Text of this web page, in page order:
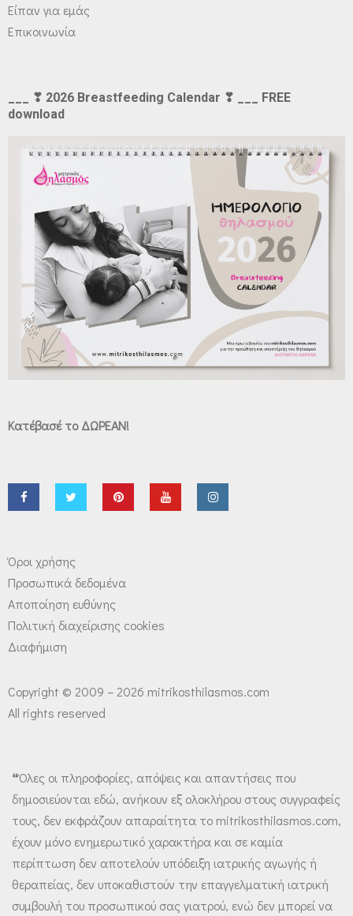
Είπαν για εμάς
Επικοινωνία
___ ❣ 2026 Breastfeeding Calendar ❣ ___ FREE
download
Κατέβασέ το ΔΩΡΕΑΝ!
Όροι χρήσης
Προσωπικά δεδομένα
Αποποίηση ευθύνης
Πολιτική διαχείρισης cookies
Διαφήμιση
Copyright © 2009 – 2026 mitrikosthilasmos.com
All rights reserved
❝Όλες οι πληροφορίες, απόψεις και απαντήσεις που
δημοσιεύονται εδώ, ανήκουν εξ ολοκλήρου στους συγγραφείς
τους, δεν εκφράζουν απαραίτητα το mitrikosthilasmos.com,
έχουν μόνο ενημερωτικό χαρακτήρα και σε καμία
περίπτωση δεν αποτελούν υπόδειξη ιατρικής αγωγής ή
θεραπείας, δεν υποκαθιστούν την επαγγελματική ιατρική
συμβουλή του προσωπικού σας γιατρού, ενώ δεν μπορεί να